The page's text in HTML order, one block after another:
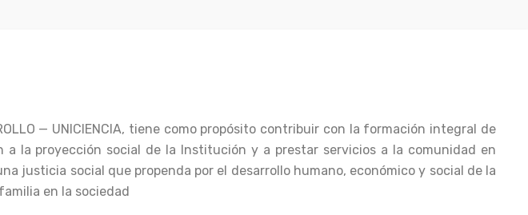
— UNICIENCIA, tiene como propósito contribuir con la formación integral de
la proyección social de la Institución y a prestar servicios a la comunidad en
justicia social que propenda por el desarrollo humano, económico y social de la
en la sociedad